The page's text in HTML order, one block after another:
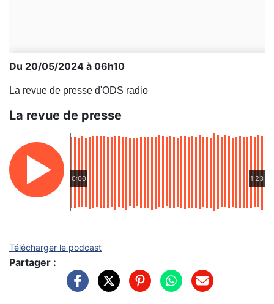
Du 20/05/2024 à 06h10
La revue de presse d'ODS radio
La revue de presse
0:00 1:23
Télécharger le podcast
Partager :